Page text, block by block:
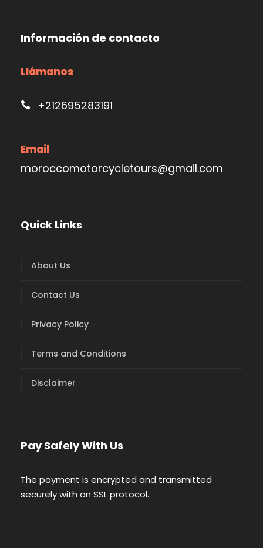
Información de contacto
Llámanos
+212695283191
Email
moroccomotorcycletours@gmail.com
Quick Links
About Us
Contact Us
Privacy Policy
Terms and Conditions
Disclaimer
Pay Safely With Us
The payment is encrypted and transmitted
securely with an SSL protocol.